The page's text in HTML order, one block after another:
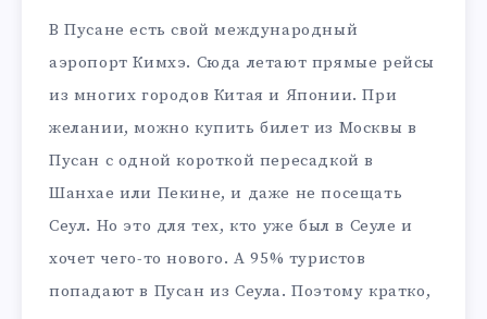
В Пусане есть свой международный
аэропорт Кимхэ. Сюда летают прямые рейсы
из многих городов Китая и Японии. При
желании, можно купить билет из Москвы в
Пусан с одной короткой пересадкой в
Шанхае или Пекине, и даже не посещать
Сеул. Но это для тех, кто уже был в Сеуле и
хочет чего-то нового. А 95% туристов
попадают в Пусан из Сеула. Поэтому кратко,